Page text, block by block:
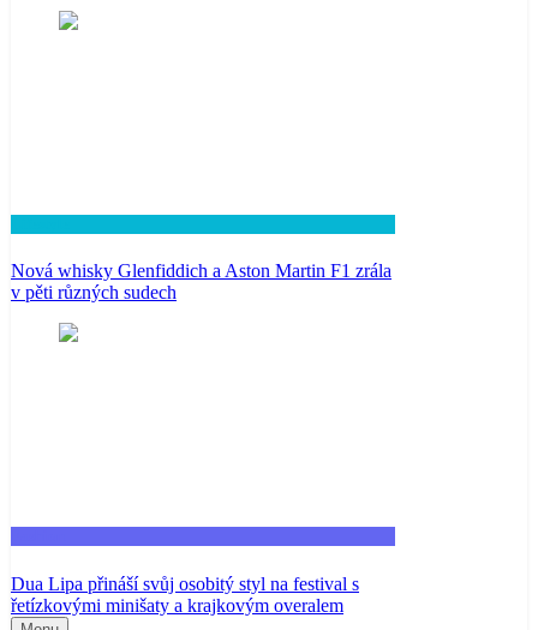
Nová whisky Glenfiddich a Aston Martin F1 zrála
v pěti různých sudech
Dua Lipa přináší svůj osobitý styl na festival s
řetízkovými minišaty a krajkovým overalem